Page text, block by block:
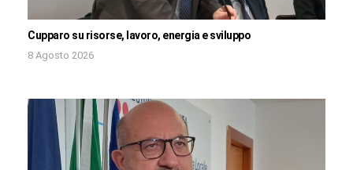
Cupparo su risorse, lavoro, energia e sviluppo
8 Agosto 2026